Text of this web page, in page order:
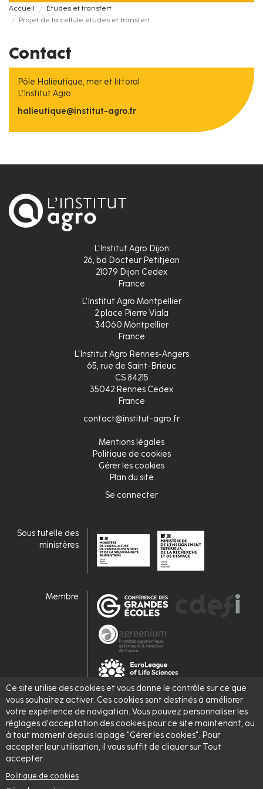
Accueil
Études et transfert
Projet de la cellule études et transfert
Ce site utilise des cookies et vous donne le contrôle sur ce que
vous souhaitez activer. Ces cookies sont destinés à améliorer
votre expérience de navigation. Vous pouvez personnaliser les
réglages d'acceptation des cookies pour ce site maintenant, ou
à tout moment depuis la page "Gérer les cookies". Pour
accepter leur utilisation, il vous suffit de cliquer sur Tout
accepter.
Politique de cookies
Contact
Pôle Halieutique, mer et littoral
L'Institut Agro
halieutique@institut-agro.fr
L'Institut Agro Dijon
26, bd Docteur Petitjean
21079 Dijon Cedex
France
L'Institut Agro Montpellier
2 place Pierre Viala
34060 Montpellier
France
L'Institut Agro Rennes-Angers
65, rue de Saint-Brieuc
CS 84215
35042 Rennes Cedex
France
contact@institut-agro.fr
Mentions légales
Politique de cookies
Gérer les cookies
Plan du site
Se connecter
Sous tutelle des
ministères
Membre
Labellisé